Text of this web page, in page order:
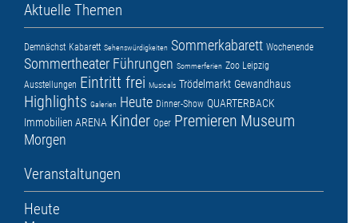
Aktuelle Themen
Demnächst Kabarett Sehenswürdigkeiten Sommerkabarett Wochenende
Sommertheater Führungen Sommerferien Zoo Leipzig
Ausstellungen Eintritt frei Musicals Trödelmarkt Gewandhaus
Highlights Galerien Heute Dinner-Show QUARTERBACK
Immobilien ARENA Kinder Oper Premieren Museum
Morgen
Veranstaltungen
Heute